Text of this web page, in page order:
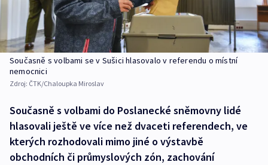
Současně s volbami se v Sušici hlasovalo v referendu o místní
nemocnici
Zdroj: ČTK/Chaloupka Miroslav
Současně s volbami do Poslanecké sněmovny lidé
hlasovali ještě ve více než dvaceti referendech, ve
kterých rozhodovali mimo jiné o výstavbě
obchodních či průmyslových zón, zachování